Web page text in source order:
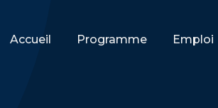
Accueil Programme Emploi